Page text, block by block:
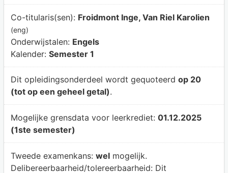
Co-titularis(sen): Froidmont Inge, Van Riel Karolien
(eng)
Onderwijstalen: Engels
Kalender: Semester 1
Dit opleidingsonderdeel wordt gequoteerd op 20
(tot op een geheel getal).
Mogelijke grensdata voor leerkrediet: 01.12.2025
(1ste semester)
Tweede examenkans: welmogelijk.
Delibereerbaarheid/tolereerbaarheid: Dit